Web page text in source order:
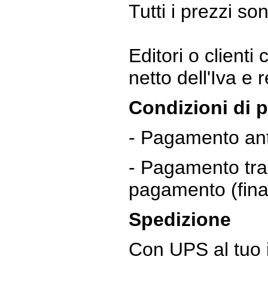
Tutti i prezzi
Editori o clienti
netto dell'Iva e
Condizioni di
- Pagamento
- Pagamento
pagamento
Spedizione
Con UPS al